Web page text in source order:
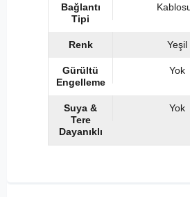
Bağlantı
Tipi
Renk Yeşil
Gürültü
Engelleme
Yok
Suya &
Tere
Dayanıklı
Yok